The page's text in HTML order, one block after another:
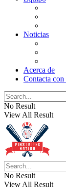
Noticias
Acerca de
Contacta con
No Result
View All Result
No Result
View All Result